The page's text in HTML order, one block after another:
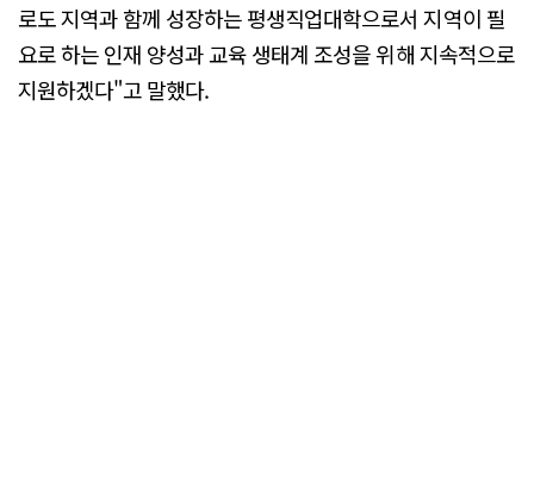
로도 지역과 함께 성장하는 평생직업대학으로서 지역이 필
요로 하는 인재 양성과 교육 생태계 조성을 위해 지속적으로
지원하겠다"고 말했다.